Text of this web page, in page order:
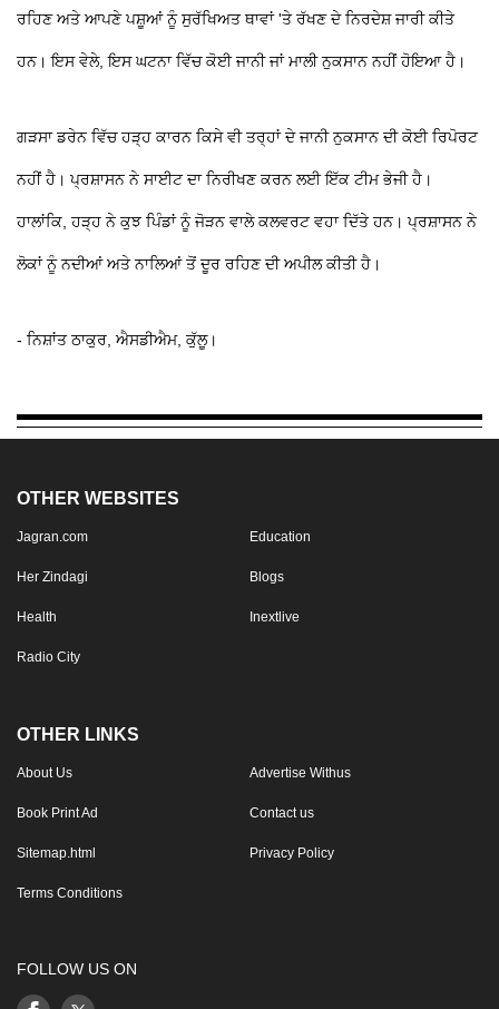
ਰਹਿਣ ਅਤੇ ਆਪਣੇ ਪਸ਼ੂਆਂ ਨੂੰ ਸੁਰੱਖਿਅਤ ਥਾਵਾਂ 'ਤੇ ਰੱਖਣ ਦੇ ਨਿਰਦੇਸ਼ ਜਾਰੀ ਕੀਤੇ
ਹਨ। ਇਸ ਵੇਲੇ, ਇਸ ਘਟਨਾ ਵਿੱਚ ਕੋਈ ਜਾਨੀ ਜਾਂ ਮਾਲੀ ਨੁਕਸਾਨ ਨਹੀਂ ਹੋਇਆ ਹੈ।
ਗੜਸਾ ਡਰੇਨ ਵਿੱਚ ਹੜ੍ਹ ਕਾਰਨ ਕਿਸੇ ਵੀ ਤਰ੍ਹਾਂ ਦੇ ਜਾਨੀ ਨੁਕਸਾਨ ਦੀ ਕੋਈ ਰਿਪੋਰਟ
ਨਹੀਂ ਹੈ। ਪ੍ਰਸ਼ਾਸਨ ਨੇ ਸਾਈਟ ਦਾ ਨਿਰੀਖਣ ਕਰਨ ਲਈ ਇੱਕ ਟੀਮ ਭੇਜੀ ਹੈ।
ਹਾਲਾਂਕਿ, ਹੜ੍ਹ ਨੇ ਕੁਝ ਪਿੰਡਾਂ ਨੂੰ ਜੋੜਨ ਵਾਲੇ ਕਲਵਰਟ ਵਹਾ ਦਿੱਤੇ ਹਨ। ਪ੍ਰਸ਼ਾਸਨ ਨੇ
ਲੋਕਾਂ ਨੂੰ ਨਦੀਆਂ ਅਤੇ ਨਾਲਿਆਂ ਤੋਂ ਦੂਰ ਰਹਿਣ ਦੀ ਅਪੀਲ ਕੀਤੀ ਹੈ।
- ਨਿਸ਼ਾਂਤ ਠਾਕੁਰ, ਐਸਡੀਐਮ, ਕੁੱਲੂ।
OTHER WEBSITES
Jagran.com Education
Her Zindagi Blogs
Health Inextlive
Radio City
OTHER LINKS
About Us Advertise Withus
Book Print Ad Contact us
Sitemap.html Privacy Policy
Terms Conditions
FOLLOW US ON